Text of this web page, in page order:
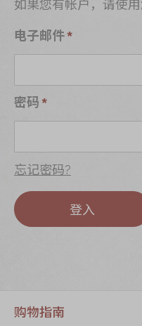
所有
产品
EN 繁體
电子邮件
密码
登入
忘记密码?
购物指南